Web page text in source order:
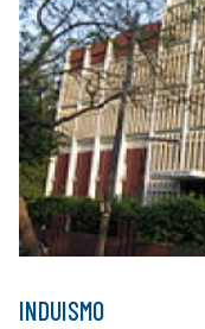
INDUISMO